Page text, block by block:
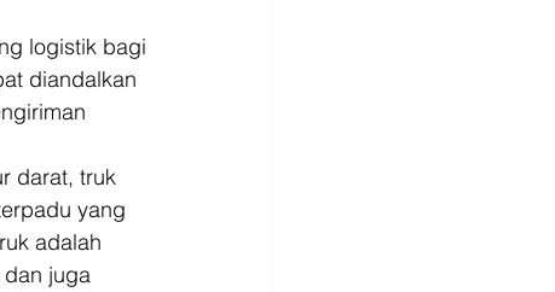
logistik bagi
diandalkan
darat, truk
yang
adalah
juga